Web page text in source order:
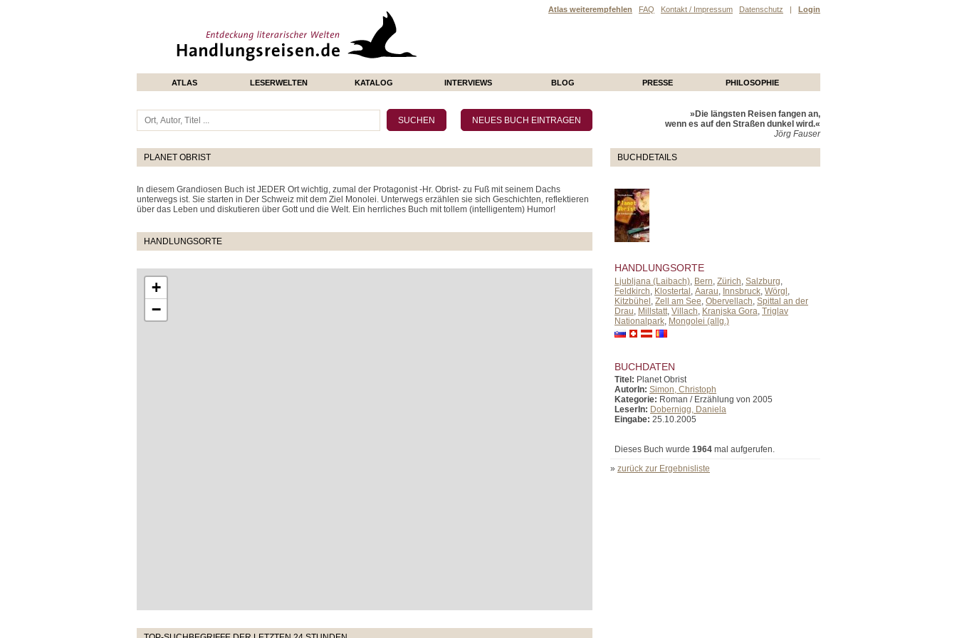
Atlas weiterempfehlen FAQ Kontakt / Impressum Datenschutz | Login
ATLAS LESERWELTEN KATALOG INTERVIEWS BLOG PRESSE PHILOSOPHIE
PLANET OBRIST
In diesem Grandiosen Buch ist JEDER Ort wichtig, zumal der Protagonist -Hr. Obrist- zu Fuß mit seinem Dachs
unterwegs ist. Sie starten in Der Schweiz mit dem Ziel Monolei. Unterwegs erzählen sie sich Geschichten, reflektieren
über das Leben und diskutieren über Gott und die Welt. Ein herrliches Buch mit tollem (intelligentem) Humor!
HANDLUNGSORTE
+
−
»Die längsten Reisen fangen an,
wenn es auf den Straßen dunkel wird.«
Jörg Fauser
BUCHDETAILS
HANDLUNGSORTE
Ljubljana (Laibach) Bern Zürich Salzburg
Feldkirch Klostertal Aarau Innsbruck Wörgl
Kitzbühel Zell am See Obervellach Spittal an der
Drau Millstatt Villach Kranjska Gora Triglav
Nationalpark Mongolei (allg.)
BUCHDATEN
Titel: Planet Obrist
AutorIn: Simon, Christoph
Kategorie: Roman / Erzählung von 2005
LeserIn: Dobernigg, Daniela
Eingabe: 25.10.2005
Dieses Buch wurde 1964 mal aufgerufen.
» zurück zur Ergebnisliste